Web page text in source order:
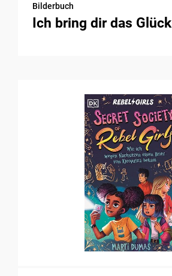
Bilderbuch
Ich bring dir das Glück